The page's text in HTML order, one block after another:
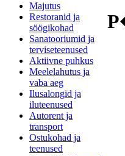
Majutus
Restoranid ja
söögikohad
Sanatooriumid ja
terviseteenused
Aktiivne puhkus
Meelelahutus ja
vaba aeg
Ilusalongid ja
iluteenused
Autorent ja
transport
Ostukohad ja
teenused